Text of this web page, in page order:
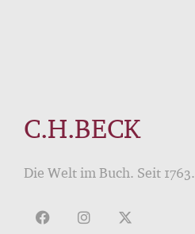
C.H.BECK
Die Welt im Buch. Seit 1763.